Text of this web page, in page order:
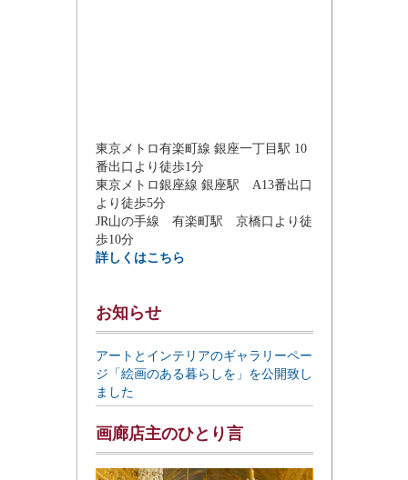
東京メトロ有楽町線 銀座一丁目駅 10
番出口より徒歩1分
東京メトロ銀座線 銀座駅 A13番出口
より徒歩5分
JR山の手線 有楽町駅 京橋口より徒
歩10分
詳しくはこちら
お知らせ
アートとインテリアのギャラリーペー
ジ「絵画のある暮らしを」を公開致し
ました
画廊店主のひとり言